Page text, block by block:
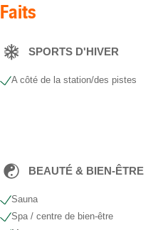
Faits
SPORTS D'HIVER
A côté de la station/des pistes
BEAUTÉ & BIEN-ÊTRE
Sauna
Spa / centre de bien-être